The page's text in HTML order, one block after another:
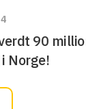
90
Norge!